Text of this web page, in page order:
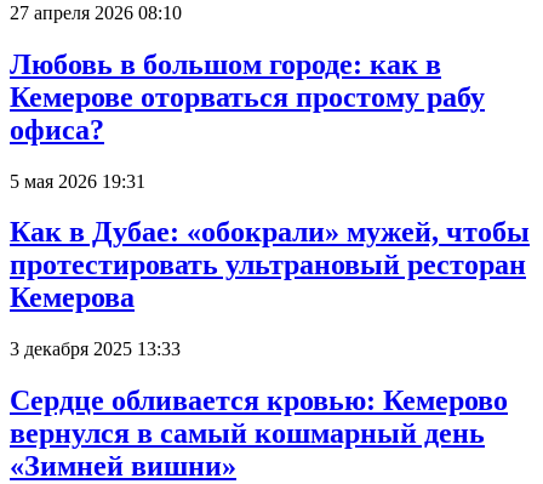
27 апреля 2026 08:10
Любовь в большом городе: как в
Кемерове оторваться простому рабу
офиса?
5 мая 2026 19:31
Как в Дубае: «обокрали» мужей, чтобы
протестировать ультрановый ресторан
Кемерова
3 декабря 2025 13:33
Сердце обливается кровью: Кемерово
вернулся в самый кошмарный день
«Зимней вишни»